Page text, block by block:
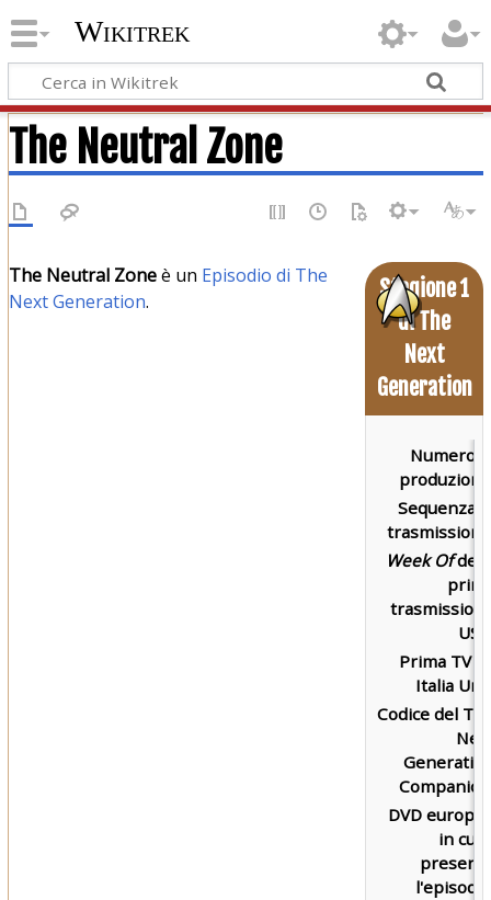
Wikitrek
The Neutral Zone
Stagione 1
di The
Next
Generation
Numero
Sequenza
Week Of
Prima TV
Italia
Codice del
DVD
in cui
The Neutral Zoneè un Episodio di The
Next Generation.